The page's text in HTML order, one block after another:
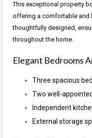
This exceptional property
offering a comfortable and
thoughtfully designed,
throughout the home.
Elegant Bedrooms
Three spacious
Two well-
Independent
External storage